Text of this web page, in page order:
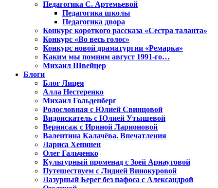
Педагогика С. Артемьевой
Педагогика школы
Педагогика двора
Конкурс короткого рассказа «Сестра таланта»
Конкурс «Во весь голос»
Конкурс новой драматургии «Ремарка»
Каким мы помним август 1991-го…
Михаил Швейцер
Блоги
Блог Лицея
Алла Нестеренко
Михаил Гольденберг
Родословная с Юлией Свинцовой
Видоискатель с Юлией Утышевой
Вернисаж с Ириной Ларионовой
Валентина Калачёва. Впечатления
Лариса Хенинен
Олег Гальченко
Культурный променад с Зоей Арнаутовой
Путешествуем с Лидией Винокуровой
Лазурный Берег без пафоса с Александрой